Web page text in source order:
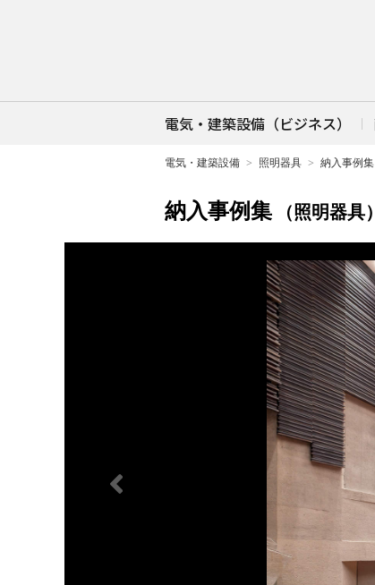
電気・建築設備（ビジネス）
電気・建築設備 照明器具 納入事例集
納入事例集 （照明器具）